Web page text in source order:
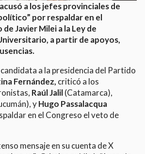
a los jefes provinciales de
por respaldar en el
Javier Milei a la Ley de
a partir de apoyos,
a la presidencia del Partido
Fernández, criticó a los
Raúl Jalil(Catamarca),
yHugo Passalacqua
en el Congreso el veto de
mensaje en su cuenta de X